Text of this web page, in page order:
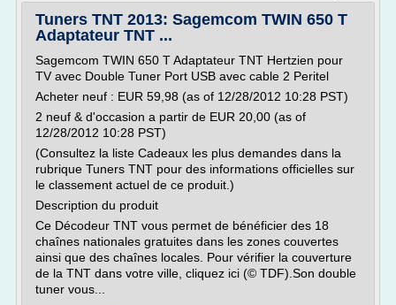
Tuners TNT 2013: Sagemcom TWIN 650 T
Adaptateur TNT ...
Sagemcom TWIN 650 T Adaptateur TNT Hertzien pour
TV avec Double Tuner Port USB avec cable 2 Peritel
Acheter neuf : EUR 59,98 (as of 12/28/2012 10:28 PST)
2 neuf & d'occasion a partir de EUR 20,00 (as of
12/28/2012 10:28 PST)
(Consultez la liste Cadeaux les plus demandes dans la
rubrique Tuners TNT pour des informations officielles sur
le classement actuel de ce produit.)
Description du produit
Ce Décodeur TNT vous permet de bénéficier des 18
chaînes nationales gratuites dans les zones couvertes
ainsi que des chaînes locales. Pour vérifier la couverture
de la TNT dans votre ville, cliquez ici (© TDF).Son double
tuner vous...